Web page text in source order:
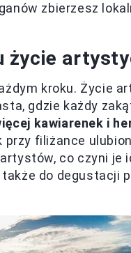
zbierzesz
życie
kroku. Życie
gdzie każdy
kawiarenek i
filiżance
co czyni je
do degustacji